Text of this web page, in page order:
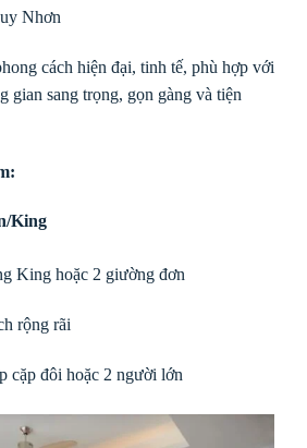
Nhơn
cách hiện đại, tinh tế, phù hợp với
gian sang trọng, gọn gàng và tiện
King
King hoặc 2 giường đơn
rộng rãi
cặp đôi hoặc 2 người lớn